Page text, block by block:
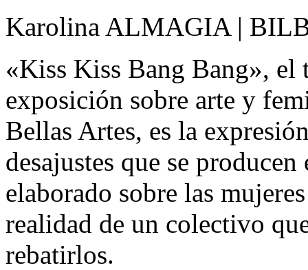
Karolina ALMAGIA |
«Kiss Kiss Bang Bang»,
exposición sobre arte y
Bellas Artes, es la
desajustes que se
elaborado sobre las
realidad de un colectivo
rebatirlos.